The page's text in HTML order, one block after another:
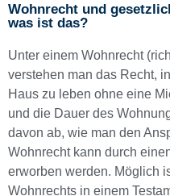
Wohnrecht und
was ist das?
Unter einem Wohnrecht
verstehen man das Recht,
Haus zu leben ohne eine
und die Dauer des
davon ab, wie man den
Wohnrecht kann durch
erworben werden. Möglich
Wohnrechts in einem